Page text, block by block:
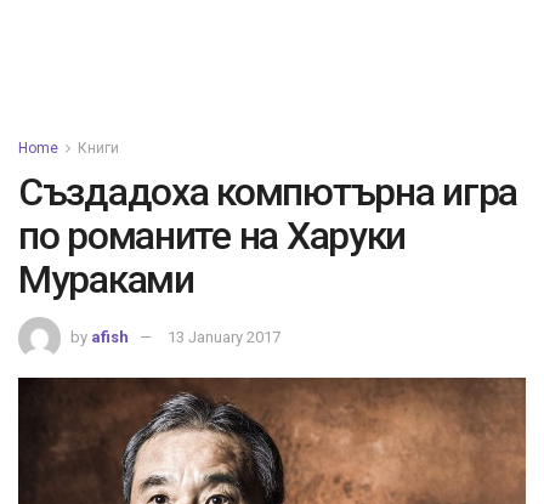
Home Книги
Създадоха компютърна игра
по романите на Харуки
Мураками
by afish 13 January 2017